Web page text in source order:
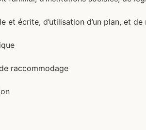
et écrite, d’utilisation d’un plan, et
raccommodage